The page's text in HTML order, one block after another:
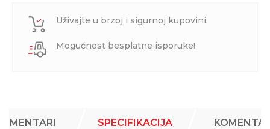
Uživajte u brzoj i sigurnoj kupovini.
Mogućnost besplatne isporuke!
SPECIFIKACIJA